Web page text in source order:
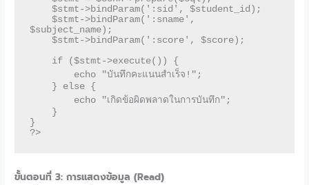
$subject_name);
}
?>
ขั้นตอนที่ 3: การแสดงข้อมูล (Read)